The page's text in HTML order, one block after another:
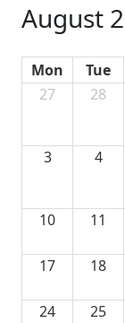
August
Mon Tue
27
28
3 4
10 11
17 18
24 25